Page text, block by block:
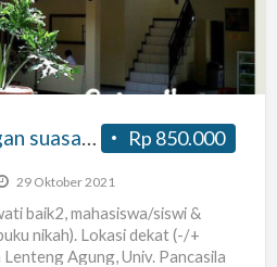
Rp 850.000
Kost nyaman dengan suasana kekeluargaan
29 Oktober 2021
baik2, mahasiswa/siswi &
nikah). Lokasi dekat (-/+
Agung, Univ. Pancasila